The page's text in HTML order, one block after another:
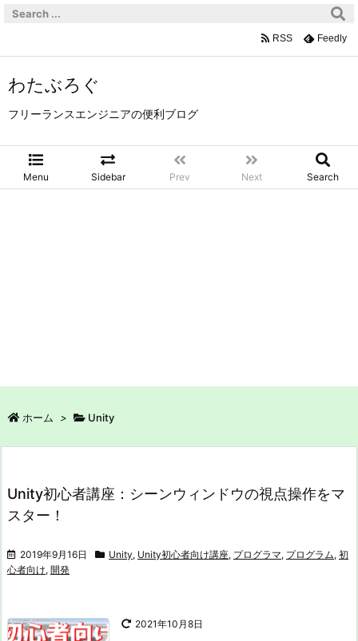
わたぶろぐ
フリーランスエンジニアの便利ブログ
Menu Sidebar Prev Next Search
RSS Feedly
ホーム > Unity
Unity初心者講座：シーンウィンドウの視点操作をマ
スター！
2019年9月16日 Unity, Unity初心者向け講座, プログラマ, プログラム, 初
心者向け, 開発
2021年10月8日